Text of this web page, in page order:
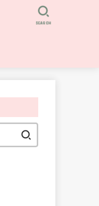
SEARCH